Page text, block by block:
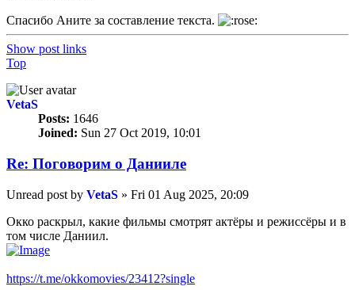
Спасибо Аните за составление текста.
Show post links
Top
VetaS
Posts: 1646
Joined: Sun 27 Oct 2019, 10:01
Re: Поговорим o Данииле
Unread post by VetaS » Fri 01 Aug 2025, 20:09
Окко раскрыл, какие фильмы смотрят актёры и режиссёры и в
том числе Даниил.
https://t.me/okkomovies/23412?single